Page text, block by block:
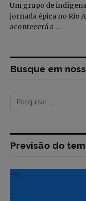
Um grupo de
jornada épica no Rio
acontecerá a …
Busque em
Previsão do
+33
°
C